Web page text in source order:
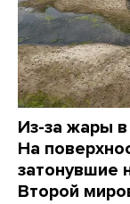
Из-за жары
На
затонувшие
Второй